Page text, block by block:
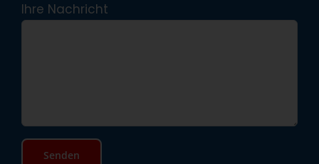
Ihre Nachricht